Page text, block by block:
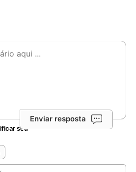
Enviar resposta
seu